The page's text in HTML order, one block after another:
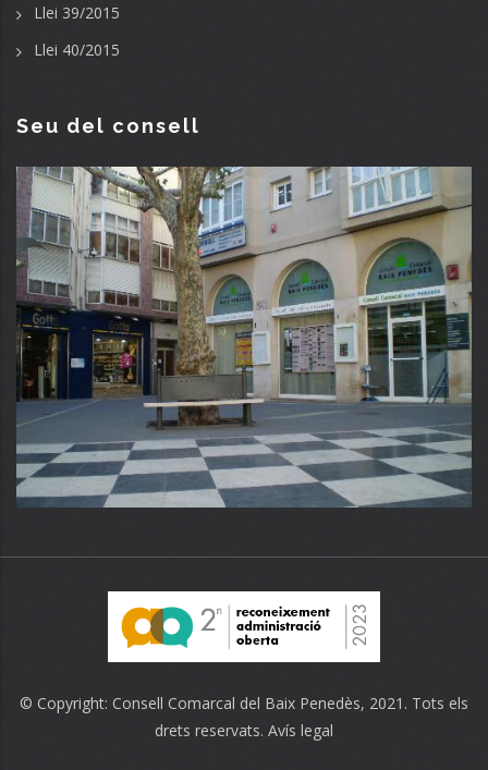
Llei 39/2015
Llei 40/2015
Seu del consell
© Copyright: Consell Comarcal del Baix Penedès, 2021. Tots els
drets reservats. Avís legal